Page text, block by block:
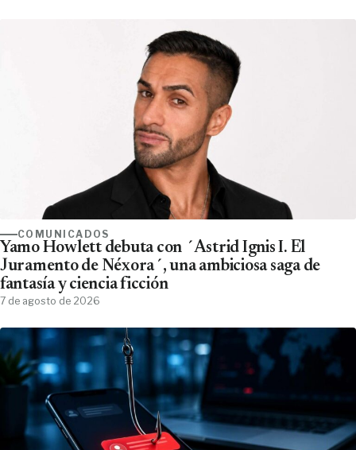
COMUNICADOS
Yamo Howlett debuta con ´Astrid Ignis I. El
Juramento de Néxora´, una ambiciosa saga de
fantasía y ciencia ficción
7 de agosto de 2026